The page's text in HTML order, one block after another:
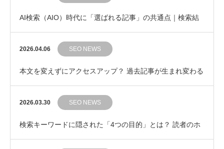
AI検索（AIO）時代に「選ばれる記事」の共通点｜検索結
果の“その先”を提示するライティング
2026.04.06 SEO NEWS
本文を変えずにアクセスアップ？ 過去記事が生まれ変わる
「タイトル修正」3つのポイント
2026.03.30 SEO NEWS
検索キーワードに隠された「4つの目的」とは？ 読者のホ